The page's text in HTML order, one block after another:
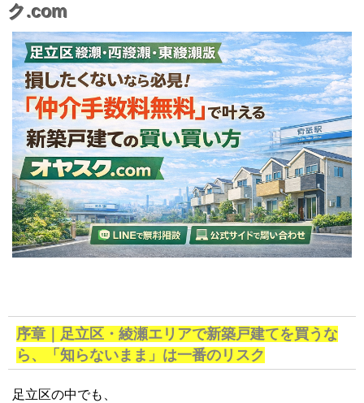
ク.com
序章｜足立区・綾瀬エリアで新築戸建てを買うな
ら、「知らないまま」は一番のリスク
足立区の中でも、